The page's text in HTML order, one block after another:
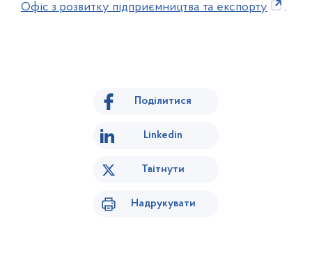
Офіс з розвитку підприємництва та експорту
.
Поділитися
Linkedin
Твітнути
Надрукувати